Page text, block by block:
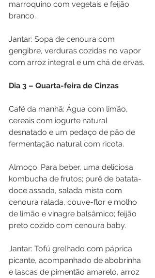
marroquino com vegetais e feijão
branco.
Jantar: Sopa de cenoura com
gengibre, verduras cozidas no vapor
com arroz integral e um chá de ervas.
Dia 3 – Quarta-feira de Cinzas
Café da manhã: Água com limão,
cereais com iogurte natural
desnatado e um pedaço de pão de
fermentação natural com ricota.
Almoço: Para beber, uma deliciosa
kombucha de frutos; purê de batata-
doce assada, salada mista com
cenoura ralada, couve-flor e molho
de limão e vinagre balsâmico; feijão
preto cozido com cenoura baby.
Jantar: Tofú grelhado com páprica
picante, acompanhado de abobrinha
e lascas de pimentão amarelo, arroz